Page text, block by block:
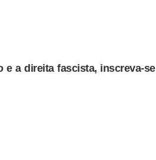
a direita fascista, inscreva-se